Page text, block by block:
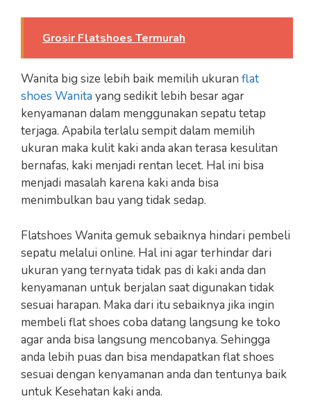
Grosir Flatshoes Termurah
Wanita big size lebih baik memilih ukuran flat
shoes Wanita yang sedikit lebih besar agar
kenyamanan dalam menggunakan sepatu tetap
terjaga. Apabila terlalu sempit dalam memilih
ukuran maka kulit kaki anda akan terasa kesulitan
bernafas, kaki menjadi rentan lecet. Hal ini bisa
menjadi masalah karena kaki anda bisa
menimbulkan bau yang tidak sedap.
Flatshoes Wanita gemuk sebaiknya hindari pembeli
sepatu melalui online. Hal ini agar terhindar dari
ukuran yang ternyata tidak pas di kaki anda dan
kenyamanan untuk berjalan saat digunakan tidak
sesuai harapan. Maka dari itu sebaiknya jika ingin
membeli flat shoes coba datang langsung ke toko
agar anda bisa langsung mencobanya. Sehingga
anda lebih puas dan bisa mendapatkan flat shoes
sesuai dengan kenyamanan anda dan tentunya baik
untuk Kesehatan kaki anda.